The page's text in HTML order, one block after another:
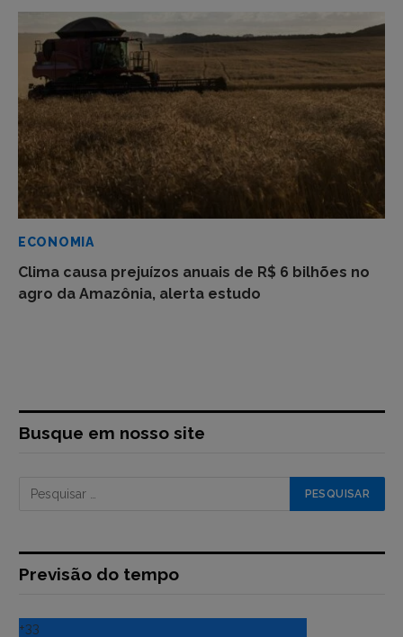
ECONOMIA
Clima causa prejuízos anuais de R$ 6 bilhões no
agro da Amazônia, alerta estudo
Busque em nosso site
Previsão do tempo
+33